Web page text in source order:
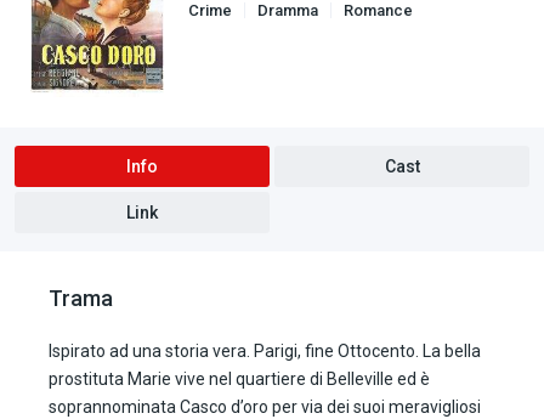
Crime
Dramma Romance
Info Cast
Link
Trama
Ispirato ad una storia vera. Parigi, fine Ottocento. La bella
prostituta Marie vive nel quartiere di Belleville ed è
soprannominata Casco d’oro per via dei suoi meravigliosi